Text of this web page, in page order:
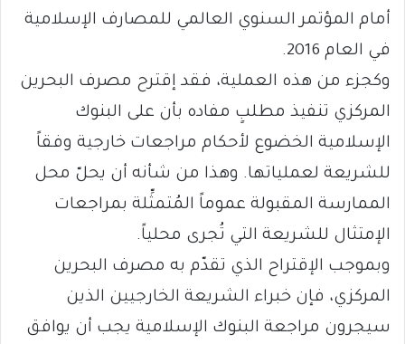
أمام المؤتمر السنوي العالمي للمصارف الإسلامية
في العام 2016.
وكجزء من هذه العملية، فقد إقترح مصرف البحرين
المركزي تنفيذ مطلبٍ مفاده بأن على البنوك
الإسلامية الخضوع لأحكام مراجعات خارجية وفقاً
للشريعة لعملياتها. وهذا من شأنه أن يحلّ محل
الممارسة المقبولة عموماً المُتمثِّلة بمراجعات
الإمتثال للشريعة التي تُجرى محلياً.
وبموجب الإقتراح الذي تقدّم به مصرف البحرين
المركزي، فإن خبراء الشريعة الخارجيين الذين
سيجرون مراجعة البنوك الإسلامية يجب أن يوافق